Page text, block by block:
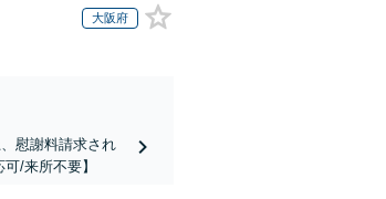
大阪府
慰謝料請求され
/来所不要】